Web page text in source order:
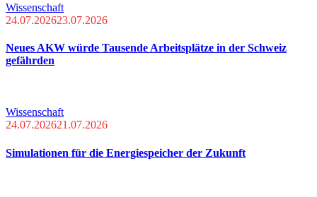
Wissenschaft
24.07.202623.07.2026
Neues AKW würde Tausende Arbeitsplätze in der Schweiz
gefährden
Wissenschaft
24.07.202621.07.2026
Simulationen für die Energiespeicher der Zukunft